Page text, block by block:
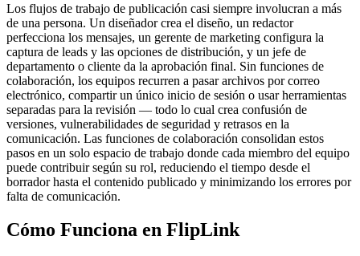
Los flujos de trabajo de publicación casi siempre involucran a más
de una persona. Un diseñador crea el diseño, un redactor
perfecciona los mensajes, un gerente de marketing configura la
captura de leads y las opciones de distribución, y un jefe de
departamento o cliente da la aprobación final. Sin funciones de
colaboración, los equipos recurren a pasar archivos por correo
electrónico, compartir un único inicio de sesión o usar herramientas
separadas para la revisión — todo lo cual crea confusión de
versiones, vulnerabilidades de seguridad y retrasos en la
comunicación. Las funciones de colaboración consolidan estos
pasos en un solo espacio de trabajo donde cada miembro del equipo
puede contribuir según su rol, reduciendo el tiempo desde el
borrador hasta el contenido publicado y minimizando los errores por
falta de comunicación.
Cómo Funciona en FlipLink